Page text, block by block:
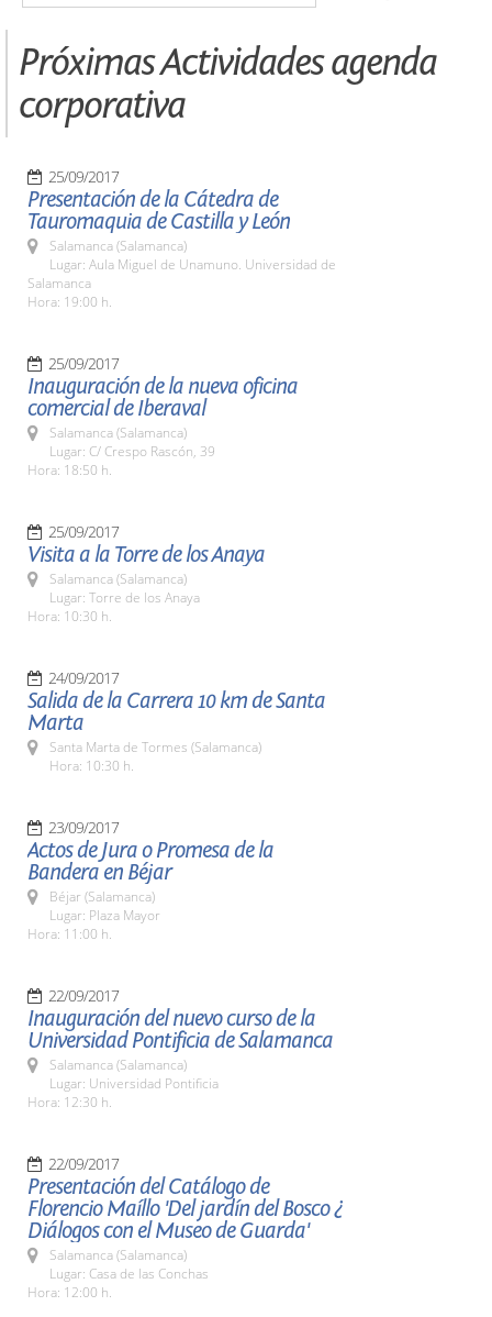
Próximas Actividades agenda
corporativa
25/09/2017
Presentación de la Cátedra de
Tauromaquia de Castilla y León
Salamanca (Salamanca)
Lugar: Aula Miguel de Unamuno. Universidad de
Salamanca
Hora: 19:00 h.
25/09/2017
Inauguración de la nueva oficina
comercial de Iberaval
Salamanca (Salamanca)
Lugar: C/ Crespo Rascón, 39
Hora: 18:50 h.
25/09/2017
Visita a la Torre de los Anaya
Salamanca (Salamanca)
Lugar: Torre de los Anaya
Hora: 10:30 h.
24/09/2017
Salida de la Carrera 10 km de Santa
Marta
Santa Marta de Tormes (Salamanca)
Hora: 10:30 h.
23/09/2017
Actos de Jura o Promesa de la
Bandera en Béjar
Béjar (Salamanca)
Lugar: Plaza Mayor
Hora: 11:00 h.
22/09/2017
Inauguración del nuevo curso de la
Universidad Pontificia de Salamanca
Salamanca (Salamanca)
Lugar: Universidad Pontificia
Hora: 12:30 h.
22/09/2017
Presentación del Catálogo de
Florencio Maíllo 'Del jardín del Bosco ¿
Diálogos con el Museo de Guarda'
Salamanca (Salamanca)
Lugar: Casa de las Conchas
Hora: 12:00 h.